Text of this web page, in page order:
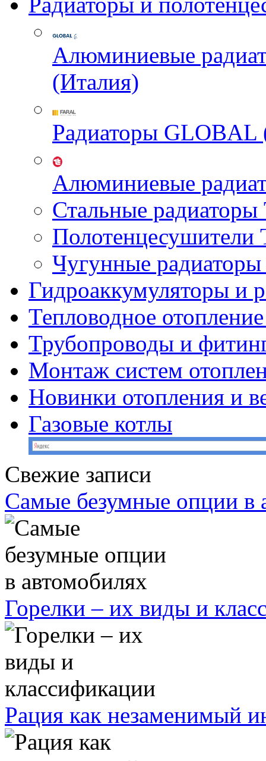
Алюминиевые
(Италия)
Радиаторы GLOBAL
Алюминиевые
Стальные
Чугунные
Гидроаккумуляторы и
Тепловодное
Трубопроводы и
Монтаж систем
Новинки отопления и
Газовые котлы
Свежие записи
Самые безумные опции в
Горелки – их виды и
Рация как незаменимый